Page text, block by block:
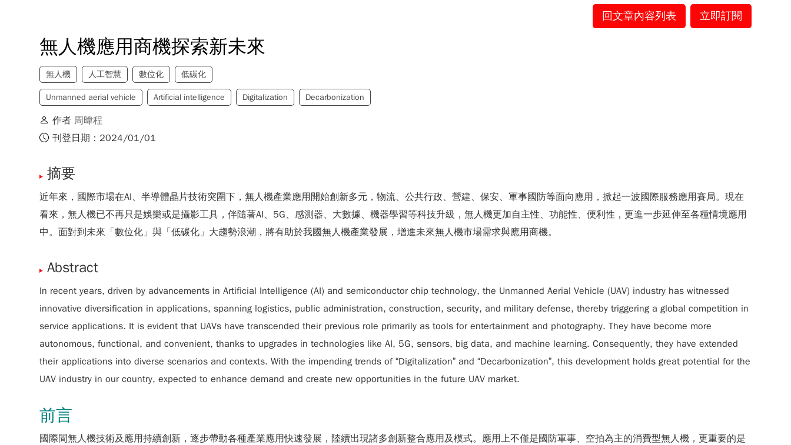
回文章內容列表 立即訂閱
無人機應用商機探索新未來
無人機 人工智慧 數位化 低碳化
Unmanned aerial vehicle Artificial intelligence Digitalization Decarbonization
作者 周暐程
刊登日期：2024/01/01
摘要
近年來，國際市場在AI、半導體晶片技術突圍下，無人機產業應用開始創新多元，物流、公共行政、營建、保安、軍事國防等面向應用，掀起一波國際服務應用賽局。現在
看來，無人機已不再只是娛樂或是攝影工具，伴隨著AI、5G、感測器、大數據、機器學習等科技升級，無人機更加自主性、功能性、便利性，更進一步延伸至各種情境應用
中。面對到未來「數位化」與「低碳化」大趨勢浪潮，將有助於我國無人機產業發展，增進未來無人機市場需求與應用商機。
Abstract
In recent years, driven by advancements in Artificial Intelligence (AI) and semiconductor chip technology, the Unmanned Aerial Vehicle (UAV) industry has witnessed
innovative diversification in applications, spanning logistics, public administration, construction, security, and military defense, thereby triggering a global competition in
service applications. It is evident that UAVs have transcended their previous role primarily as tools for entertainment and photography. They have become more
autonomous, functional, and convenient, thanks to upgrades in technologies like AI, 5G, sensors, big data, and machine learning. Consequently, they have extended
their applications into diverse scenarios and contexts. With the impending trends of “Digitalization” and “Decarbonization”, this development holds great potential for the
UAV industry in our country, expected to enhance demand and create new opportunities in the future UAV market.
前言
國際間無人機技術及應用持續創新，逐步帶動各種產業應用快速發展，陸續出現諸多創新整合應用及模式。應用上不僅是國防軍事、空拍為主的消費型無人機，更重要的是